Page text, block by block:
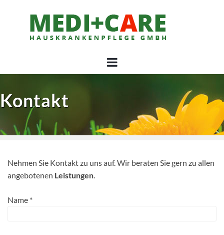
Kontakt
Nehmen Sie Kontakt zu uns auf. Wir beraten Sie gern zu allen
angebotenen Leistungen.
Name *